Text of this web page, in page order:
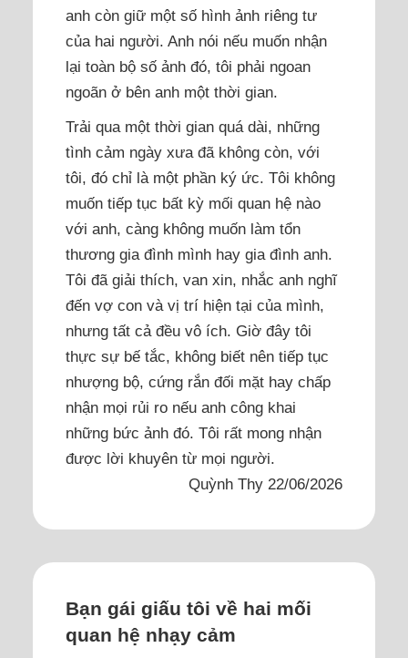
anh còn giữ một số hình ảnh riêng tư
của hai người. Anh nói nếu muốn nhận
lại toàn bộ số ảnh đó, tôi phải ngoan
ngoãn ở bên anh một thời gian.
Trải qua một thời gian quá dài, những
tình cảm ngày xưa đã không còn, với
tôi, đó chỉ là một phần ký ức. Tôi không
muốn tiếp tục bất kỳ mối quan hệ nào
với anh, càng không muốn làm tổn
thương gia đình mình hay gia đình anh.
Tôi đã giải thích, van xin, nhắc anh nghĩ
đến vợ con và vị trí hiện tại của mình,
nhưng tất cả đều vô ích. Giờ đây tôi
thực sự bế tắc, không biết nên tiếp tục
nhượng bộ, cứng rắn đối mặt hay chấp
nhận mọi rủi ro nếu anh công khai
những bức ảnh đó. Tôi rất mong nhận
được lời khuyên từ mọi người.
Quỳnh Thy 22/06/2026
Bạn gái giấu tôi về hai mối
quan hệ nhạy cảm